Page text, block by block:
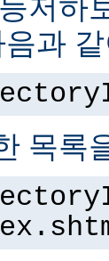
저하
음과
목록